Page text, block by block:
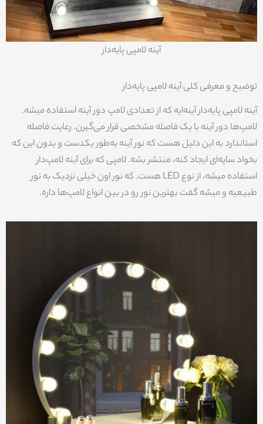
آینه لامپی پایه‌دار
توضیح و معرفی کلی آینه لامپی پایه‌دار
آینه لامپی پایه‌دار آینه‌ایه که از تعدادی لامپ دور آینه استفاده میشه.
لامپ‌ها دور آینه با یک فاصله مشخصی قرار می‌گیرن. رعایت فاصله
استاندارد به این دلیل هست که نور آینه به‌طور یکدست و بدون این که
بخواد سایه‌ای ایجاد کنه، منتشر بشه. لامپی که برای آینه لامپ‌دار
استفاده میشه، از نوع LED هست. که نور اون خیلی نزدیک به نور
طبیعیه و میشه گفت بهترین نور رو در بین انواع لامپ‌ها داره.